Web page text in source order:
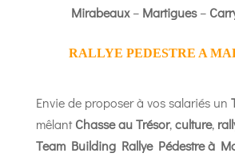
Mirabeaux– Martigues–
RALLYE PEDESTRE A
Envie de proposer à vos salariés un
mêlantChasse au Trésor,culture,
Team Building Rallye Pédestre à